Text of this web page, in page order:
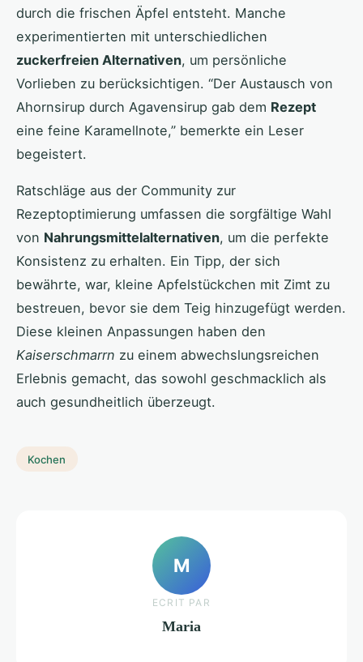
durch die frischen Äpfel entsteht. Manche
experimentierten mit unterschiedlichen
zuckerfreien Alternativen, um persönliche
Vorlieben zu berücksichtigen. “Der Austausch von
Ahornsirup durch Agavensirup gab dem Rezept
eine feine Karamellnote,” bemerkte ein Leser
begeistert.
Ratschläge aus der Community zur
Rezeptoptimierung umfassen die sorgfältige Wahl
von Nahrungsmittelalternativen, um die perfekte
Konsistenz zu erhalten. Ein Tipp, der sich
bewährte, war, kleine Apfelstückchen mit Zimt zu
bestreuen, bevor sie dem Teig hinzugefügt werden.
Diese kleinen Anpassungen haben den
Kaiserschmarrn zu einem abwechslungsreichen
Erlebnis gemacht, das sowohl geschmacklich als
auch gesundheitlich überzeugt.
Kochen
M
ECRIT PAR
Maria